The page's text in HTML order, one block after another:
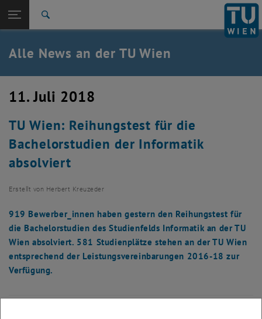
TU Login
Quicklinks
Quicklinks-Menü umschalten
Studium
Karriere
Zurück: Subseiten von TU Wien Startseite auflisten
Zurück zur letzten Ebene:
TU Wien Startseite
Übersicht
Alle News an der TU Wien
11. Juli 2018
TU Wien: Reihungstest für die
Bachelorstudien der Informatik
absolviert
Erstellt von Herbert Kreuzeder
919 Bewerber_innen haben gestern den Reihungstest für
die Bachelorstudien des Studienfelds Informatik an der TU
Wien absolviert. 581 Studienplätze stehen an der TU Wien
entsprechend der Leistungsvereinbarungen 2016-18 zur
Verfügung.